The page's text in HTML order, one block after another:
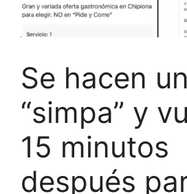
Se hacen un
“simpa” y
15 minutos
después